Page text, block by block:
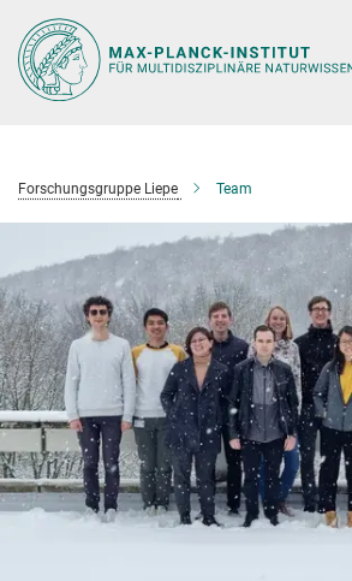
Hauptinhalt
Forschungsgruppe Liepe Team